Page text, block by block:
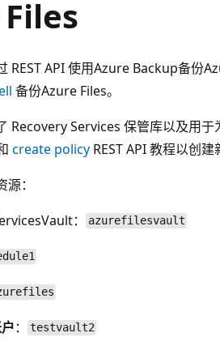
REST API 使用Azure Backup备份
备份Azure Files。
Recovery Services 保管库以及用
create policy REST API 教程以创建
：
： azurefilesvault
： testvault2